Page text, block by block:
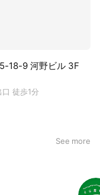
18-9 河野ビル 3F
徒歩1分
See more